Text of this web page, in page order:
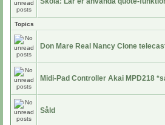
Topics
Don Mare Real Nancy Clone
Midi-Pad Controller Akai MPD218
Såld